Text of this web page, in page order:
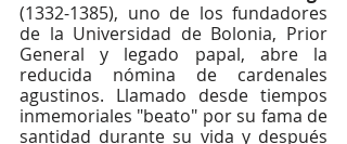
(1332-1385), uno de los fundadores
de la Universidad de Bolonia, Prior
General y legado papal, abre la
reducida nómina de cardenales
agustinos. Llamado desde tiempos
inmemoriales "beato" por su fama de
santidad durante su vida y después